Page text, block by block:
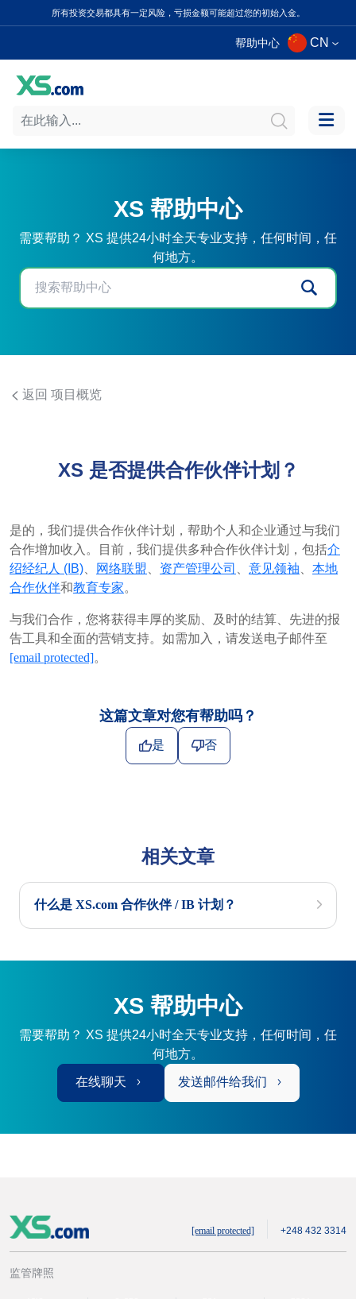
所有投资交易都具有一定风险，亏损金额可能超过您的初始入金。
帮助中心 CN
XS 帮助中心
需要帮助？ XS 提供24小时全天专业支持，任何时间，任
何地方。
返回 项目概览
XS 是否提供合作伙伴计划？
是的，我们提供合作伙伴计划，帮助个人和企业通过与我们
合作增加收入。目前，我们提供多种合作伙伴计划，包括介
绍经纪人 (IB)
网络联盟 资产管理公司 意见领袖
本地
合作伙伴和教育专家。
与我们合作，您将获得丰厚的奖励、及时的结算、先进的报
告工具和全面的营销支持。如需加入，请发送电子邮件至
[email protected]。
这篇文章对您有帮助吗？
是 否
相关文章
什么是 XS.com 合作伙伴 / IB 计划？
XS 帮助中心
需要帮助？ XS 提供24小时全天专业支持，任何时间，任
何地方。
在线聊天 发送邮件给我们
[email protected] +248 432 3314
监管牌照